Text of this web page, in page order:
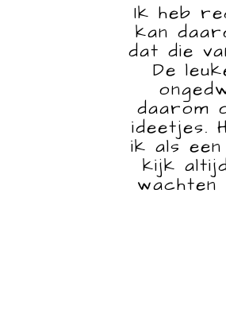
Ik heb
kan
dat die
De
daarom
ideetjes.
ik als
kijk
wachten